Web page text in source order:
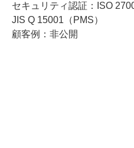
セキュリティ認証：ISO
JIS Q 15001（PMS）
顧客例：非公開